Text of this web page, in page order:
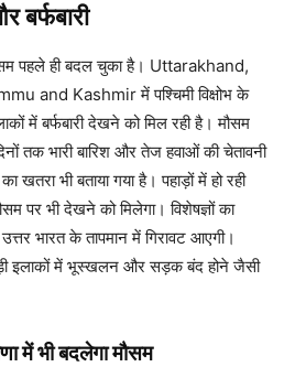
बर्फबारी
पहले ही बदल चुका है। Uttarakhand,
and Kashmir में पश्चिमी विक्षोभ के
में बर्फबारी देखने को मिल रही है। मौसम
तक भारी बारिश और तेज हवाओं की चेतावनी
खतरा भी बताया गया है। पहाड़ों में हो रही
पर भी देखने को मिलेगा। विशेषज्ञों का
भारत के तापमान में गिरावट आएगी।
इलाकों में भूस्खलन और सड़क बंद होने जैसी
में भी बदलेगा मौसम